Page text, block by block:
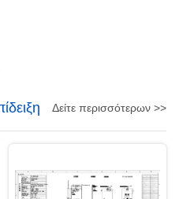
Δείτε περισσότερων >>